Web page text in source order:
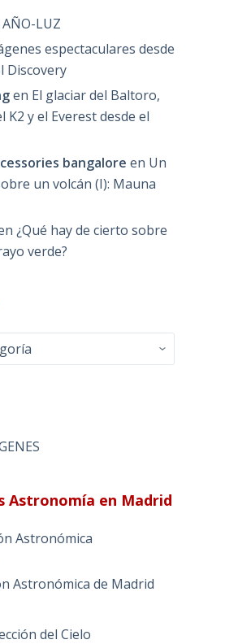
AÑO-LUZ
espectaculares desde
Discovery
en El glaciar del Baltoro,
K2 y el Everest desde el
bangalore en Un
un volcán (I): Mauna
¿Qué hay de cierto sobre
verde?
Astronomía en Madrid
Astronómica
Astronómica de Madrid
del Cielo